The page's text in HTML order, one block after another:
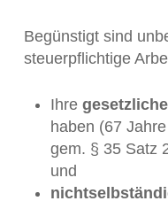
Begünstigt sind
steuerpflichtige
Ihre
haben (67
gem. § 35 Satz
und